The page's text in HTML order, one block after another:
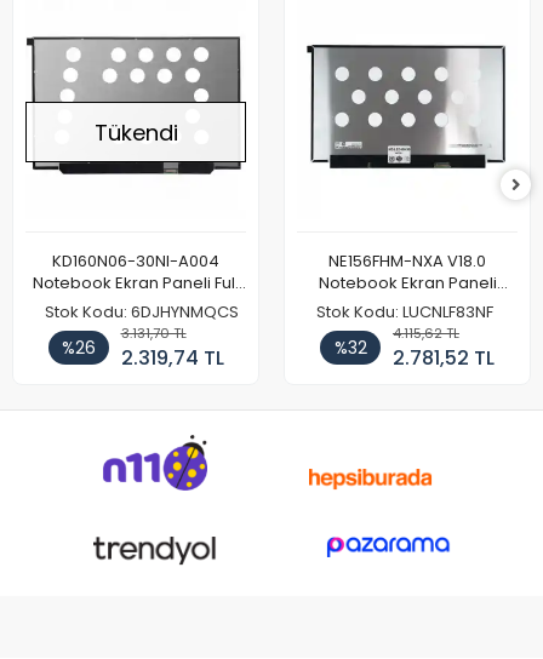
Tükendi
KD160N06-30NI-A004
Notebook Ekran Paneli Full
HD
Stok Kodu: 6DJHYNMQCS
%26
3.131,70 TL
2.319,74 TL
NE156FHM-NXA V18.0
Notebook Ekran Paneli
144Hz
Stok Kodu: LUCNLF83NF
%32
4.115,62 TL
2.781,52 TL